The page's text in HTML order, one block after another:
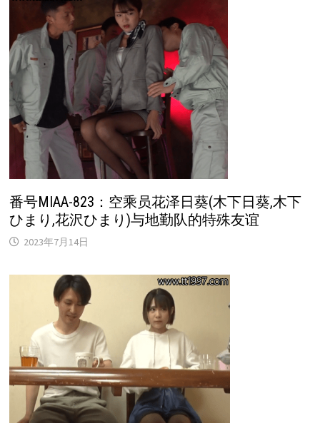
番号MIAA-823：空乘员花泽日葵(木下日葵,木下
ひまり,花沢ひまり)与地勤队的特殊友谊
2023年7月14日